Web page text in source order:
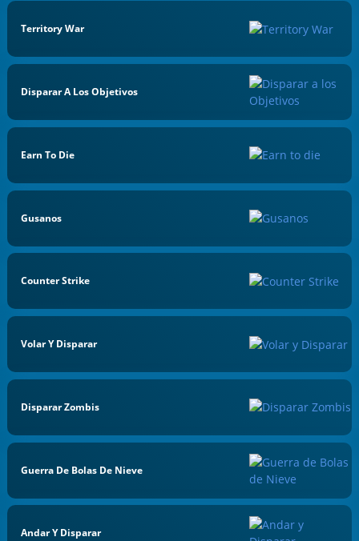
Territory War
Disparar A Los Objetivos
Earn To Die
Gusanos
Counter Strike
Volar Y Disparar
Disparar Zombis
Guerra De Bolas De Nieve
Andar Y Disparar